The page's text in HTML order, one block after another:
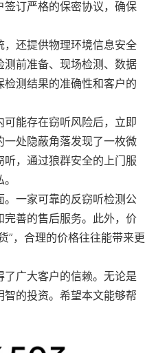
订严格的保密协议，确保
还提供物理环境信息安全
前准备、现场检测、数据
测结果的准确性和客户的
能存在窃听风险后，立即
处隐蔽角落发现了一枚微
，通过狼群安全的上门服
一家可靠的反窃听检测公
善的售后服务。此外，价
”，合理的价格往往能带来更
广大客户的信赖。无论是
的投资。希望本文能够帮